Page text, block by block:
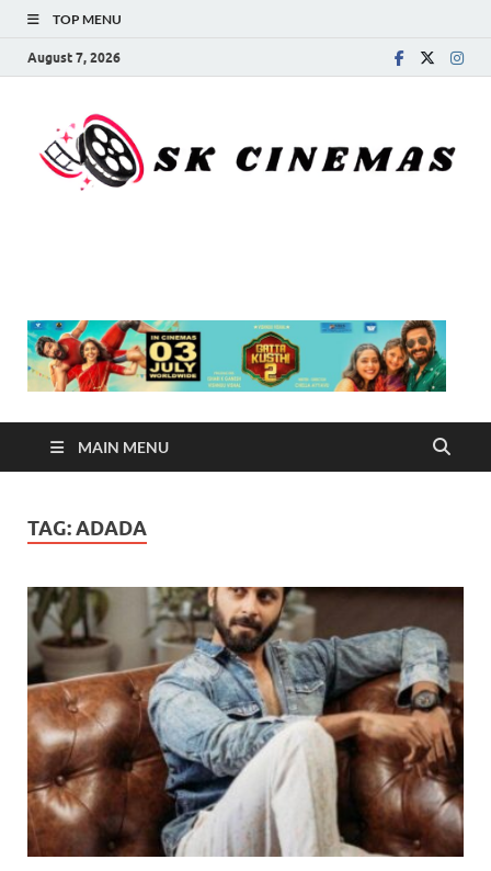
TOP MENU
August 7, 2026
MAIN MENU
TAG:ADADA